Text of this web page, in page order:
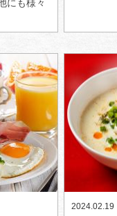
にも様々
2024.02.19